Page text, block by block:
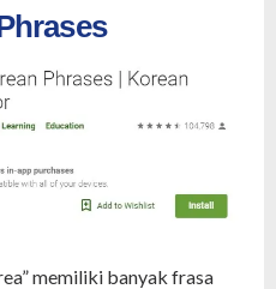
memiliki banyak frasa